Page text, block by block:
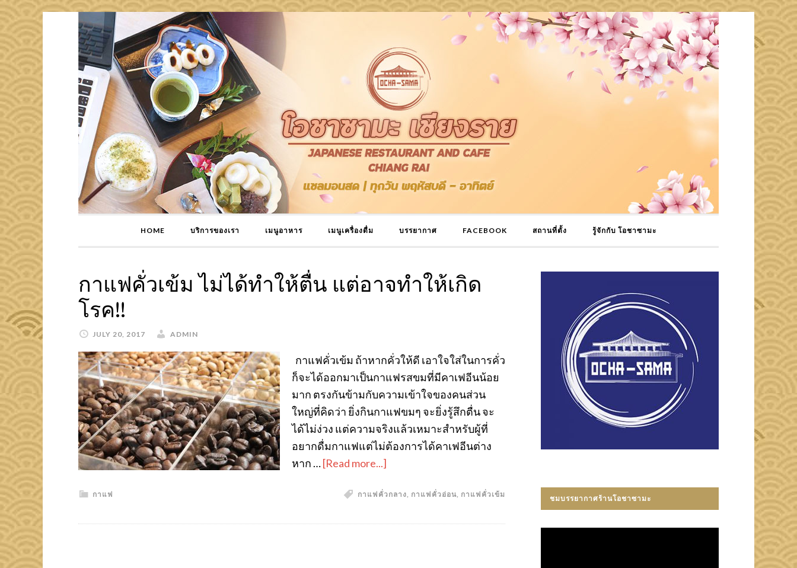
HOME บริการของเรา เมนูอาหาร เมนูเครื่องดื่ม บรรยากาศ FACEBOOK สถานที่ตั้ง รู้จักกับ โอชาซามะ
กาแฟคั่วเข้ม ไม่ได้ทำให้ตื่น แต่อาจทำให้เกิด
โรค!!
JULY 20, 2017 ADMIN
กาแฟคั่วเข้ม ถ้าหากคั่วให้ดี เอาใจใส่ในการคั่ว
ก็จะได้ออกมาเป็นกาแฟรสขมที่มีคาเฟอีนน้อย
มาก ตรงกันข้ามกับความเข้าใจของคนส่วน
ใหญ่ที่คิดว่า ยิ่งกินกาแฟขมๆ จะยิ่งรู้สึกตื่น จะ
ได้ไม่ง่วง แต่ความจริงแล้วเหมาะสำหรับผู้ที่
อยากดื่มกาแฟแต่ไม่ต้องการได้คาเฟอีนต่าง
หาก …[Read more...]
กาแฟ กาแฟคั่วกลาง, กาแฟคั่วอ่อน, กาแฟคั่วเข้ม ชมบรรยากาศร้านโอชาซามะ